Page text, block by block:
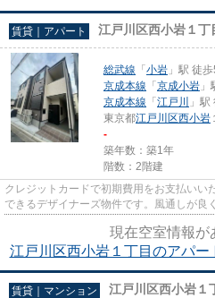
賃貸｜アパート 江戸川区西小岩１丁
総武線 「 小岩 」駅 徒
京成本線 「 京成小岩
京成本線 「 江戸川
」
東京都江戸川区西小岩
-
築年数：築1年
階数：2階建
クレジットカードで初期費用をお支払いい
できるデザイナーズ物件です。風通しが良
現在空室情報が
江戸川区西小岩１丁目のアパ
賃貸｜マンション 江戸川区西小岩１